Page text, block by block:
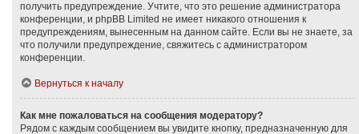
получить предупреждение. Учтите, что это решение администратора
конференции, и phpBB Limited не имеет никакого отношения к
предупреждениям, вынесенным на данном сайте. Если вы не знаете, за
что получили предупреждение, свяжитесь с администратором
конференции.
Вернуться к началу
Как мне пожаловаться на сообщения модератору?
Рядом с каждым сообщением вы увидите кнопку, предназначенную для